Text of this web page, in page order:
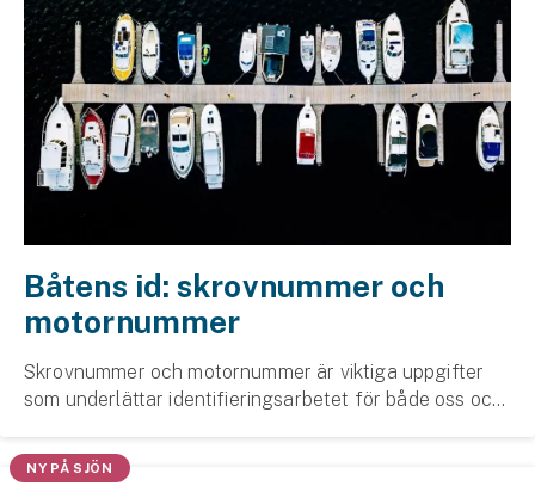
Båtens id: skrovnummer och
motornummer
Skrovnummer och motornummer är viktiga uppgifter
som underlättar identifieringsarbetet för både oss och
ägaren att göra anspråk på sin egen båt o...
NY PÅ SJÖN